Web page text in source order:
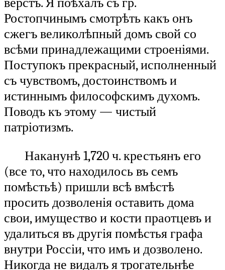
верстъ. Я поѣхалъ съ гр.
Ростопчинымъ смотрѣть какъ онъ
сжегъ великолѣпный домъ свой со
всѣми принадлежащими строеніями.
Поступокъ прекрасный, исполненный
съ чувствомъ, достоинствомъ и
истиннымъ философскимъ духомъ.
Поводъ къ этому — чистый
патріотизмъ.
Наканунѣ 1,720 ч. крестьянъ его
(все то, что находилось въ семъ
помѣстьѣ) пришли всѣ вмѣстѣ
просить дозволенія оставить дома
свои, имущество и кости праотцевъ и
удалиться въ другія помѣстья графа
внутри Россіи, что имъ и дозволено.
Никогда не видалъ я трогательнѣе